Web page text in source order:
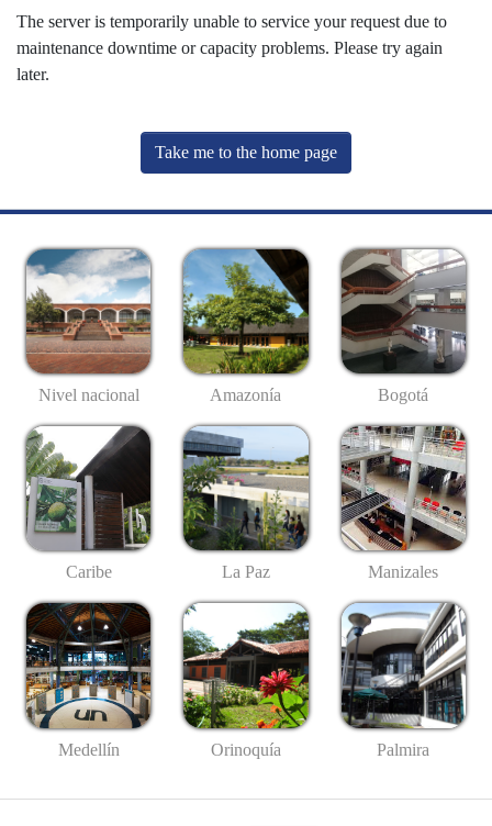
The server is temporarily unable to service your request due to
maintenance downtime or capacity problems. Please try again
later.
Take me to the home page
Nivel nacional Amazonía Bogotá
Caribe La Paz Manizales
Medellín Orinoquía Palmira